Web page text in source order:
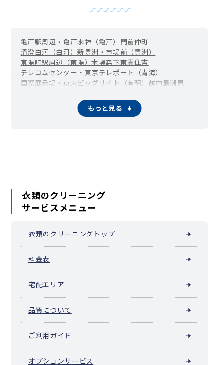
亀戸駅周辺・亀戸水神（亀戸） 門前仲町
清澄白河（白河）新豊洲・市場前（豊洲）
東陽町駅周辺（東陽）木場森下東雲住吉
テレコムセンター・東京テレポート（青海）
国際展示場・東京ビッグサイト（有明） 越中島潮見
高橋中央防波堤東陽常盤
牡丹 南砂町駅周辺（南砂）
もっと見る
衣類のクリーニング
サービスメニュー
衣類のクリーニングトップ
料金表
宅配エリア
品質について
ご利用ガイド
オプションサービス